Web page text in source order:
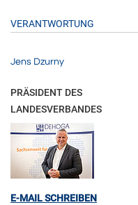
VERANTWORTUNG
Jens Dzurny
PRÄSIDENT DES
LANDESVERBANDES
E-MAIL SCHREIBEN